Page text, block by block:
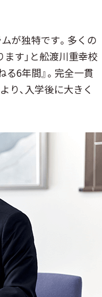
が独特です。多くの
す」と舩渡川重幸校
る6年間』。完全一貫
り、入学後に大きく